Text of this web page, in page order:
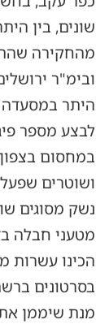
שונים, בין
מהחקירה
ובימ"ר
היתר במסעדה
לבצע מספר
במחסום
ושוטרים
נשק מסוגים
מטעני חבלה
הכינו עשרות
בסרטונים
מנת שיממן